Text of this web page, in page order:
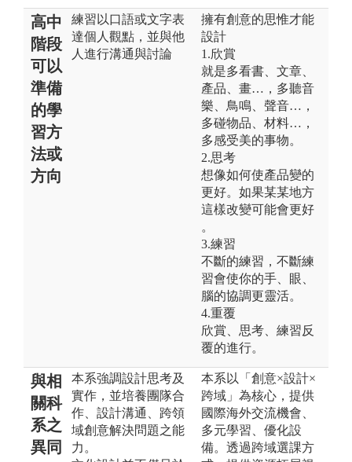
高中
階段
可以
準備
的學
習方
法或
方向
練習以口語或文字表
達個人觀點，並與他
人進行溝通與討論
擁有創意的思惟才能
設計
1.欣賞
就是多看書、文章​、
產品、畫…，多聽音
樂、鳥鳴、聲音…，
多碰物品、材料…，
多感​受美的事物。
2.思考
想像如何使產品變的
更好。如果某某地方
這樣改變可能會更好​
。
3.練習
不斷的練習，不斷練
習會使你的手、眼、
腦的協調更靈活。
4.重覆
欣賞、思考、練習反
覆的進行。
與相
關科
系之
異同
本系強調設計思考及
實作，並培養團隊合
作、設計溝通、跨領
域創意解決問題之能
力。
本系以「創意×設計×
跨域」為核心，提供
國際海外交流機會、
多元學習、優化設
備。透過跨域選課方